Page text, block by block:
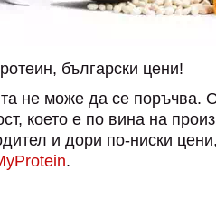
български цени!
не може да се поръчва.
което е по вина на
и дори по-ниски
.